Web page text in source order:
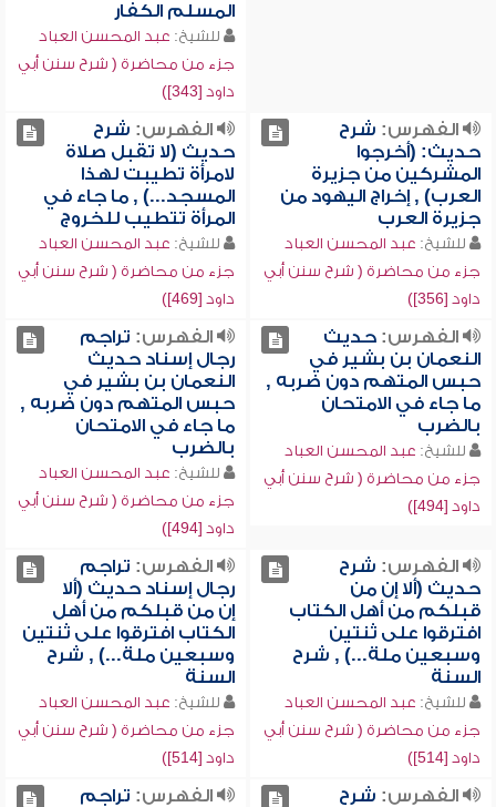
المسلم الكفار
للشيخ: عبد المحسن العباد
جزء من محاضرة ( شرح سنن أبي
داود [343])
الفهرس: شرح
حديث: (أخرجوا
المشركين من جزيرة
العرب) , إخراج اليهود من
جزيرة العرب
للشيخ: عبد المحسن العباد
جزء من محاضرة ( شرح سنن أبي
داود [356])
الفهرس: شرح
حديث (لا تقبل صلاة
لامرأة تطيبت لهذا
المسجد...) , ما جاء في
المرأة تتطيب للخروج
للشيخ: عبد المحسن العباد
جزء من محاضرة ( شرح سنن أبي
داود [469])
الفهرس:حديث
النعمان بن بشير في
حبس المتهم دون ضربه ,
ما جاء في الامتحان
بالضرب
للشيخ: عبد المحسن العباد
جزء من محاضرة ( شرح سنن أبي
داود [494])
الفهرس: تراجم
رجال إسناد حديث
النعمان بن بشير في
حبس المتهم دون ضربه ,
ما جاء في الامتحان
بالضرب
للشيخ: عبد المحسن العباد
جزء من محاضرة ( شرح سنن أبي
داود [494])
الفهرس: شرح
حديث (ألا إن من
قبلكم من أهل الكتاب
افترقوا على ثنتين
وسبعين ملة...) , شرح
السنة
للشيخ: عبد المحسن العباد
جزء من محاضرة ( شرح سنن أبي
داود [514])
الفهرس: تراجم
رجال إسناد حديث (ألا
إن من قبلكم من أهل
الكتاب افترقوا على ثنتين
وسبعين ملة...) , شرح
السنة
للشيخ: عبد المحسن العباد
جزء من محاضرة ( شرح سنن أبي
داود [514])
الفهرس: شرح
الفهرس: تراجم